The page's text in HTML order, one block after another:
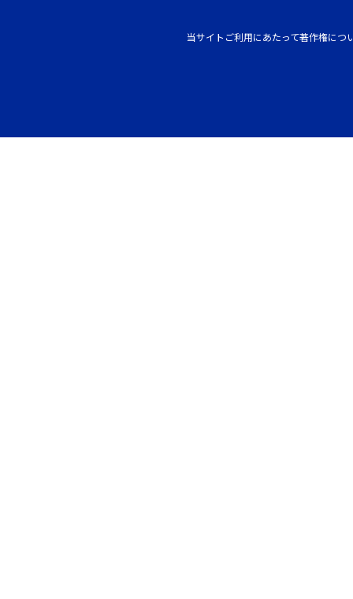
当サイトご利用にあたって著作権につ